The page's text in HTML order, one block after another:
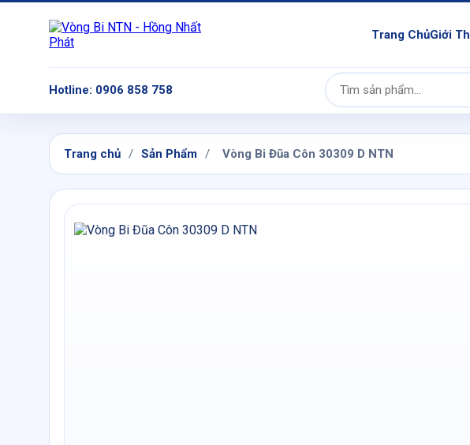
Trang ChủGiới
Hotline: 0906 858 758
Tìm
kiếm:
Trang chủ / Sản Phẩm / Vòng Bi Đũa Côn 30309 D NTN